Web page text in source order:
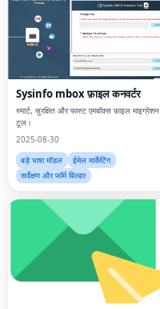
Sysinfo mbox फ़ाइल कनवर्टर
स्मार्ट, सुरक्षित और फास्ट एमबॉक्स फ़ाइल माइग्रेशन
टूल।
2025-08-30
बड़े भाषा मॉडल
ईमेल मार्केटिंग
सर्वेक्षण और फॉर्म बिल्डर